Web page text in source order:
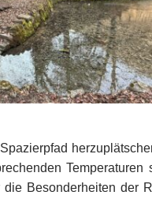
die Besonderheiten der